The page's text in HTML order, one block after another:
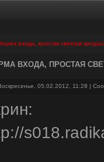
входа, простая светлая
ВХОДА, ПРОСТАЯ
05.02.2012, 11:28 |